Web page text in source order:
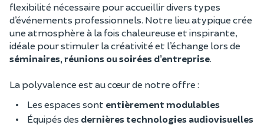
flexibilité nécessaire pour accueillir divers types
d’événements professionnels. Notre lieu atypique crée
une atmosphère à la fois chaleureuse et inspirante,
idéale pour stimuler la créativité et l’échange lors de
séminaires, réunions ou soirées d’entreprise.
La polyvalence est au cœur de notre offre :
Les espaces sont entièrement modulables
Équipés des dernières technologies audiovisuelles